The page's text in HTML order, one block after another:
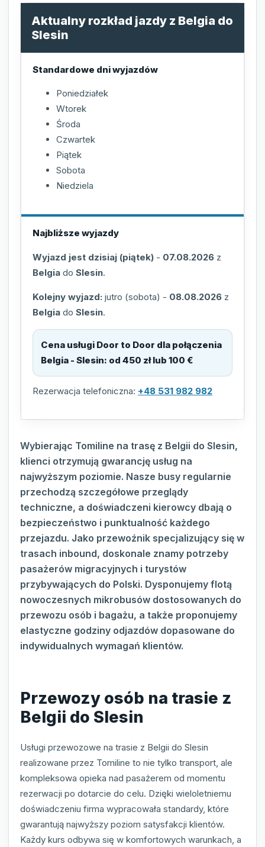
Aktualny rozkład jazdy z Belgia do
Slesin
Standardowe dni wyjazdów
Poniedziałek
Wtorek
Środa
Czwartek
Piątek
Sobota
Niedziela
Najbliższe wyjazdy
Wyjazd jest dzisiaj (piątek) - 07.08.2026 z
Belgia do Slesin.
Kolejny wyjazd: jutro (sobota) - 08.08.2026 z
Belgia do Slesin.
Cena usługi Door to Door dla połączenia
Belgia - Slesin: od 450 zł lub 100 €
Rezerwacja telefoniczna: +48 531 982 982
Wybierając Tomiline na trasę z Belgii do Slesin,
klienci otrzymują gwarancję usług na
najwyższym poziomie. Nasze busy regularnie
przechodzą szczegółowe przeglądy
techniczne, a doświadczeni kierowcy dbają o
bezpieczeństwo i punktualność każdego
przejazdu. Jako przewoźnik specjalizujący się w
trasach inbound, doskonale znamy potrzeby
pasażerów migracyjnych i turystów
przybywających do Polski. Dysponujemy flotą
nowoczesnych mikrobusów dostosowanych do
przewozu osób i bagażu, a także proponujemy
elastyczne godziny odjazdów dopasowane do
indywidualnych wymagań klientów.
Przewozy osób na trasie z
Belgii do Slesin
Usługi przewozowe na trasie z Belgii do Slesin
realizowane przez Tomiline to nie tylko transport, ale
kompleksowa opieka nad pasażerem od momentu
rezerwacji po dotarcie do celu. Dzięki wieloletniemu
doświadczeniu firma wypracowała standardy, które
gwarantują najwyższy poziom satysfakcji klientów.
Każdy kurs odbywa się w komfortowych warunkach, a